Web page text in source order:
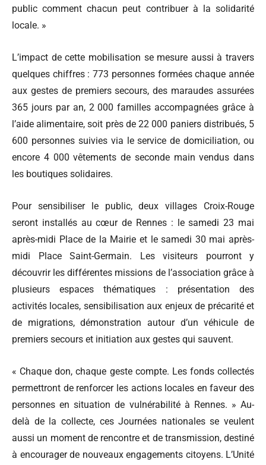
public comment chacun peut contribuer à la solidarité
locale. »
L’impact de cette mobilisation se mesure aussi à travers
quelques chiffres : 773 personnes formées chaque année
aux gestes de premiers secours, des maraudes assurées
365 jours par an, 2 000 familles accompagnées grâce à
l’aide alimentaire, soit près de 22 000 paniers distribués, 5
600 personnes suivies via le service de domiciliation, ou
encore 4 000 vêtements de seconde main vendus dans
les boutiques solidaires.
Pour sensibiliser le public, deux villages Croix-Rouge
seront installés au cœur de Rennes : le samedi 23 mai
après-midi Place de la Mairie et le samedi 30 mai après-
midi Place Saint-Germain. Les visiteurs pourront y
découvrir les différentes missions de l’association grâce à
plusieurs espaces thématiques : présentation des
activités locales, sensibilisation aux enjeux de précarité et
de migrations, démonstration autour d’un véhicule de
premiers secours et initiation aux gestes qui sauvent.
« Chaque don, chaque geste compte. Les fonds collectés
permettront de renforcer les actions locales en faveur des
personnes en situation de vulnérabilité à Rennes. » Au-
delà de la collecte, ces Journées nationales se veulent
aussi un moment de rencontre et de transmission, destiné
à encourager de nouveaux engagements citoyens. L’Unité